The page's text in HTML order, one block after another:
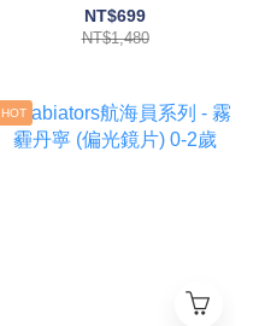
光鏡片)（鏡腳輕微染色）
贈眼鏡套
NT$699
NT$1,480
HOT